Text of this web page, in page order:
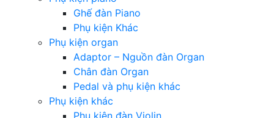
Ghế đàn Piano
Phụ kiện Khác
Phụ kiện organ
Adaptor – Nguồn đàn Organ
Chân đàn Organ
Pedal và phụ kiện khác
Phụ kiện khác
Phụ kiện đàn Violin